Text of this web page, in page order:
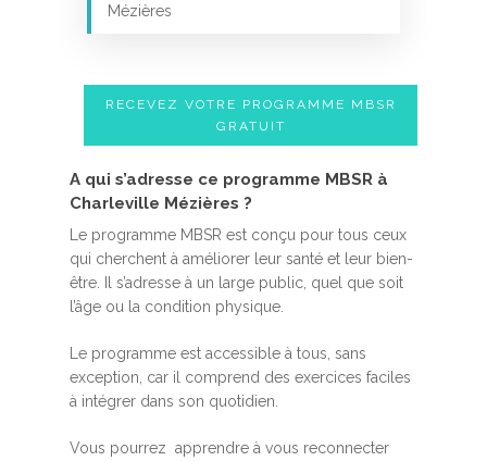
Mézières
RECEVEZ VOTRE PROGRAMME MBSR
GRATUIT
A qui s’adresse ce programme MBSR à
Charleville Mézières ?
Le programme MBSR est conçu pour tous ceux
qui cherchent à améliorer leur santé et leur bien-
être. Il s’adresse à un large public, quel que soit
l’âge ou la condition physique.
Le programme est accessible à tous, sans
exception, car il comprend des exercices faciles
à intégrer dans son quotidien.
Vous pourrez apprendre à vous reconnecter